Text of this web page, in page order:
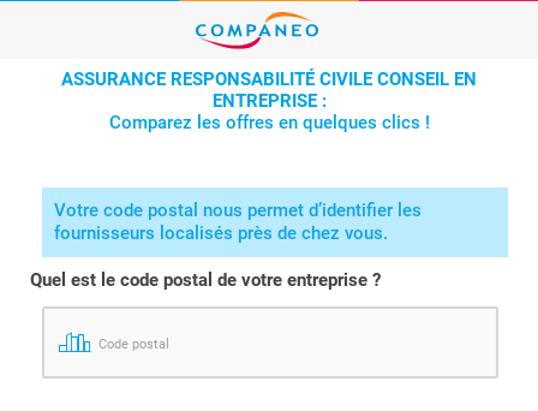
ASSURANCE RESPONSABILITÉ CIVILE CONSEIL EN
ENTREPRISE :
Comparez les offres en quelques clics !
Votre code postal nous permet d’identifier les
fournisseurs localisés près de chez vous.
Quel est le code postal de votre entreprise ?
Code postal